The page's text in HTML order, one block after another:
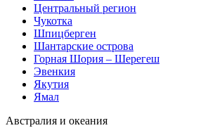
Центральный регион
Чукотка
Шпицберген
Шантарские острова
Горная Шория – Шерегеш
Эвенкия
Якутия
Ямал
Австралия и океания